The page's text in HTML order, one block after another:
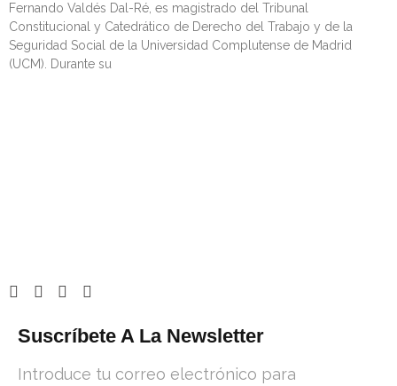
Fernando Valdés Dal-Ré, es magistrado del Tribunal
Constitucional y Catedrático de Derecho del Trabajo y de la
Seguridad Social de la Universidad Complutense de Madrid
(UCM). Durante su
Suscríbete A La Newsletter
Introduce tu correo electrónico para